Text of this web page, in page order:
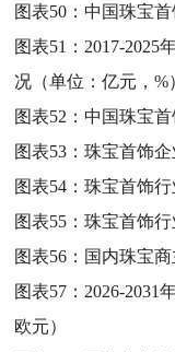
图表50：中国珠宝
图表51： 2017-2025
况（单位：亿元，%
图表52：中国珠宝
图表53：珠宝首饰
图表54：珠宝首饰
图表55：珠宝首饰
图表56： 国内珠宝
图表57： 2026-2031
欧元）